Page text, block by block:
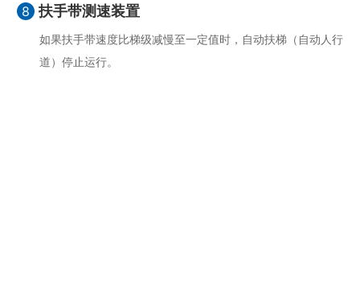
8 扶手带测速装置
如果扶手带速度比梯级减慢至一定值时，自动扶梯（自动人行
道）停止运行。